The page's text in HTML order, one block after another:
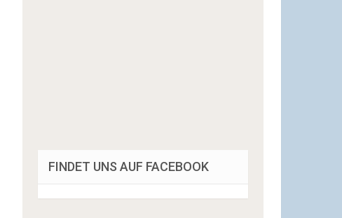
FINDET UNS AUF FACEBOOK